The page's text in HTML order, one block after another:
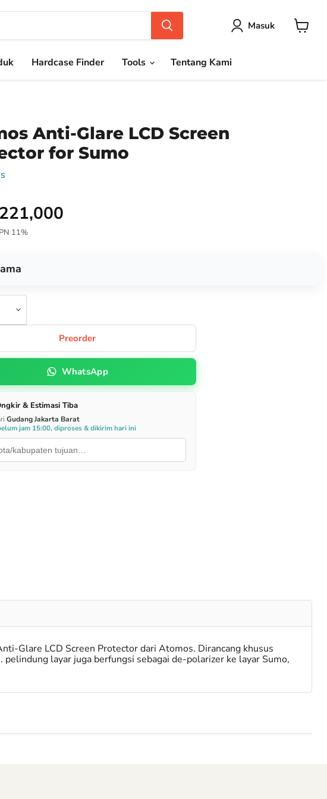
Masuk
Hardcase Finder Tools Tentang Kami
Anti-Glare LCD Screen
for Sumo
11%
Preorder
WhatsApp
& Estimasi Tiba
Gudang Jakarta Barat
jam 15:00, diproses & dikirim hari ini
Glare LCD Screen Protector dari Atomos. Dirancang khusus
layar juga berfungsi sebagai de-polarizer ke layar Sumo,